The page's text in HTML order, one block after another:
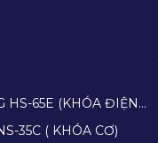
HS-65E (KHÓA ĐIỆN
35C ( KHÓA CƠ)